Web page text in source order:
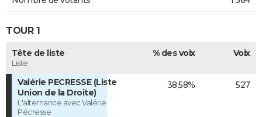
TOUR 1
Tête de liste
Liste
% des voix Voix
Valérie PECRESSE (Liste
Union de la Droite)
L'alternance avec Valérie
Pécresse
38,58% 527